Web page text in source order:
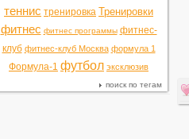
теннис тренировка Тренировки
фитнес фитнес программы фитнес-
клуб фитнес-клуб Москва формула 1
Формула-1 футбол эксклюзив
поиск по тегам